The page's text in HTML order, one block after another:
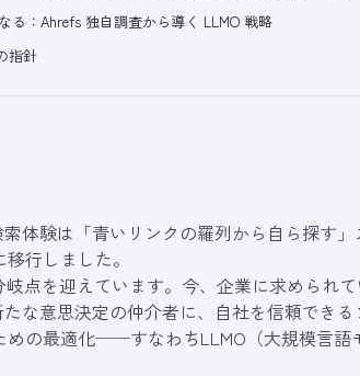
る：Ahrefs 独自調査から導く LLMO 戦略
指針
体験は「青いリンクの羅列から自ら探す
行しました。
点を迎えています。今、企業に求められ
な意思決定の仲介者に、自社を信頼でき
めの最適化──すなわちLLMO（大規模言語